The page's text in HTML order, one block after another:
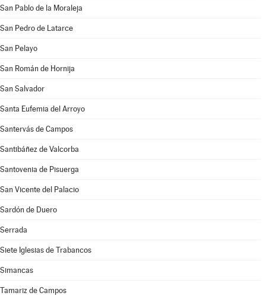
San Pablo de la Moraleja
San Pedro de Latarce
San Pelayo
San Román de Hornija
San Salvador
Santa Eufemia del Arroyo
Santervás de Campos
Santibáñez de Valcorba
Santovenia de Pisuerga
San Vicente del Palacio
Sardón de Duero
Serrada
Siete Iglesias de Trabancos
Simancas
Tamariz de Campos